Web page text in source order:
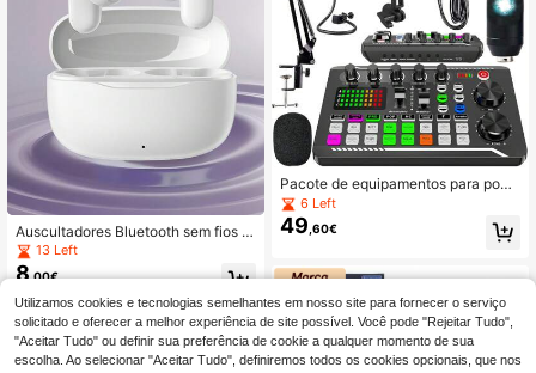
Auscultadores Bluetooth sem fios c
om microfone incorporado para cha
madas nítidas, bateria de longa dur
ação, design resistente ao suor, co
mpatíveis com dispositivos iOS e A
ndroid, adequados para fitness, corr
ida e uso diário
13 Left
8,00€
Pacote de equipamentos para podc
ast, pacote de estúdio de gravação
com modificador de voz, placa de s
om ao vivo - interface de áudio par
6 Left
49 ,60€
Utilizamos cookies e tecnologias semelhantes em nosso site para fornecer o serviço
solicitado e oferecer a melhor experiência de site possível. Você pode "Rejeitar Tudo",
"Aceitar Tudo" ou definir sua preferência de cookie a qualquer momento de sua
escolha. Ao selecionar "Aceitar Tudo", definiremos todos os cookies opcionais, que nos